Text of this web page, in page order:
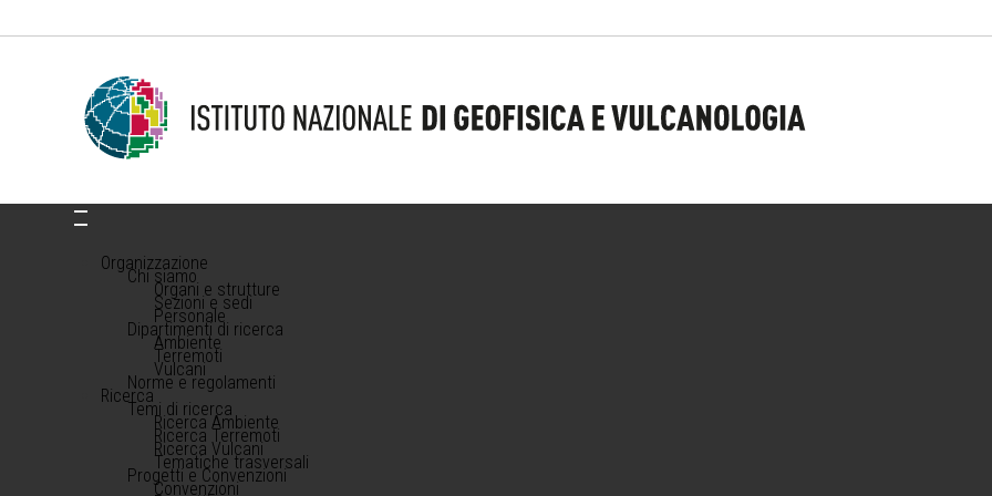
Organizzazione
Chi siamo
Organi e strutture
Sezioni e sedi
Personale
Dipartimenti di ricerca
Ambiente
Terremoti
Vulcani
Norme e regolamenti
Ricerca
Temi di ricerca
Ricerca Ambiente
Ricerca Terremoti
Ricerca Vulcani
Tematiche trasversali
Progetti e Convenzioni
Convenzioni